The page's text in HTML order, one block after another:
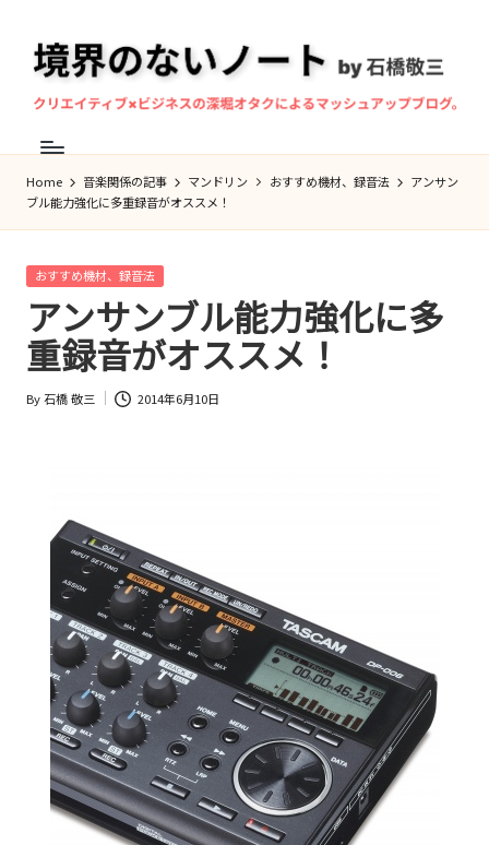
Skip
content
境
界
の
な
い
ノ
ー
ト
マ
ド
リ
ン
奏
者・
作
家、
三。
Home 音楽関係の記事 マンドリン おすすめ機材、録音法
アンサン
ブル能力強化に多重録音がオススメ！
Posted
おすすめ機材、録音法
アンサンブル能力強化に多
重録音がオススメ！
Posted
By石橋 敬三 2014年6月10日